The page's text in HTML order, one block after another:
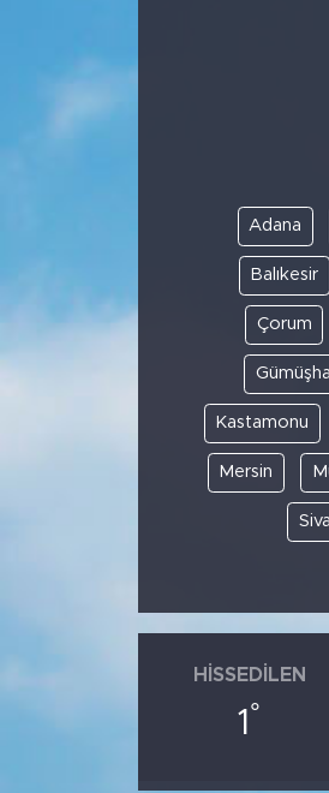
Adana
Balıkesir
Çorum
Kastamonu
Mersin
HISSEDILEN
1 °